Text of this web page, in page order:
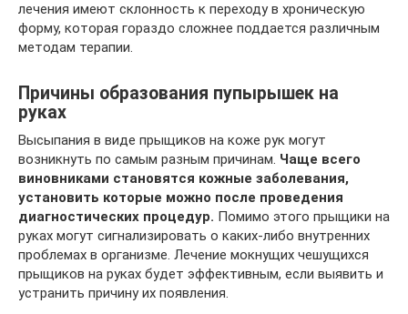
лечения имеют склонность к переходу в хроническую
форму, которая гораздо сложнее поддается различным
методам терапии.
Причины образования пупырышек на
руках
Высыпания в виде прыщиков на коже рук могут
возникнуть по самым разным причинам. Чаще всего
виновниками становятся кожные заболевания,
установить которые можно после проведения
диагностических процедур. Помимо этого прыщики на
руках могут сигнализировать о каких-либо внутренних
проблемах в организме. Лечение мокнущих чешущихся
прыщиков на руках будет эффективным, если выявить и
устранить причину их появления.